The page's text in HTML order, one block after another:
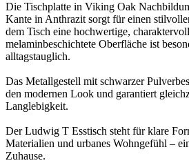
Die Tischplatte in Viking Oak
Kante in Anthrazit sorgt für einen
dem Tisch eine hochwertige,
melaminbeschichtete Oberfläche ist
alltagstauglich.
Das Metallgestell mit schwarzer
den modernen Look und garantiert
Langlebigkeit.
Der Ludwig T Esstisch steht für klare
Materialien und urbanes Wohngefühl –
Zuhause.